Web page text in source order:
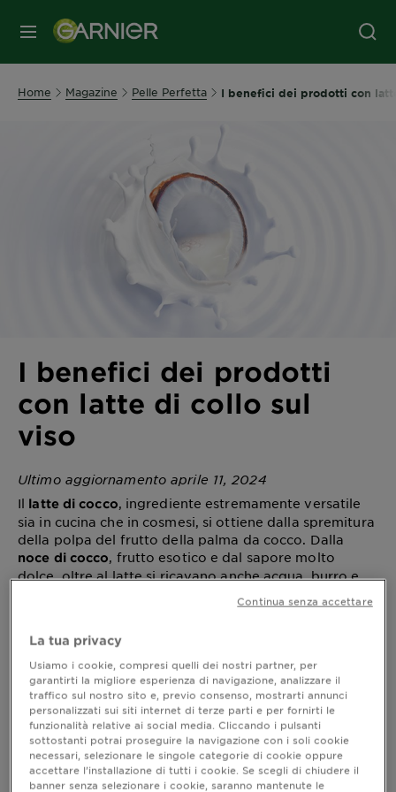
MENU
Home Magazine Pelle Perfetta I benefici dei prodotti con
I benefici dei prodotti
con latte di collo sul
viso
Ultimo aggiornamento aprile 11, 2024
Il latte di cocco, ingrediente estremamente versatile
sia in cucina che in cosmesi, si ottiene dalla spremitura
della polpa del frutto della palma da cocco. Dalla
noce di cocco, frutto esotico e dal sapore molto
dolce, oltre al latte si ricavano anche acqua, burro e
le proprietà nutrienti e ammorbidenti.
La polpa di questo frutto è ricchissima di lipidi e
acidi grassi; il latte che si ricava dalla spremitura del
frutto ha una consistenza cremosa dalleproprietà
addolcenti. Tra i maggiori alleati del benessere di
pelle e capelli, i prodotti con latte di collo nutrono,
illuminano e idratano intensamente, rendendo la
La tua privacy
Usiamo i cookie, compresi quelli dei nostri partner, per
garantirti la migliore esperienza di navigazione, analizzare il
traffico sul nostro sito e, previo consenso, mostrarti annunci
personalizzati sui siti internet di terze parti e per fornirti le
funzionalità relative ai social media. Cliccando i pulsanti
sottostanti potrai proseguire la navigazione con i soli cookie
necessari, selezionare le singole categorie di cookie oppure
accettare l’installazione di tutti i cookie. Se scegli di chiudere il
banner senza selezionare i cookie, saranno mantenute le
Continua senza accettare